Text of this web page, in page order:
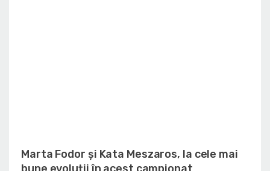
Marta Fodor și Kata Meszaros, la cele mai